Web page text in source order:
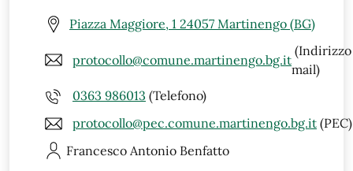
Piazza Maggiore, 1 24057 Martinengo (BG)
protocollo@comune.martinengo.bg.it
(Indirizzo
mail)
0363 986013 (Telefono)
protocollo@pec.comune.martinengo.bg.it (PEC)
Francesco Antonio Benfatto